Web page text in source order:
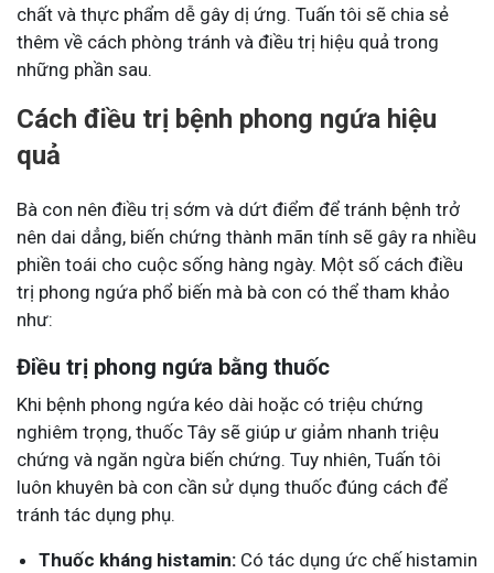
chất và thực phẩm dễ gây dị ứng. Tuấn tôi sẽ chia sẻ
thêm về cách phòng tránh và điều trị hiệu quả trong
những phần sau​.
Cách điều trị bệnh phong ngứa hiệu
quả
Bà con nên điều trị sớm và dứt điểm để tránh bệnh trở
nên dai dẳng, biến chứng thành mãn tính sẽ gây ra nhiều
phiền toái cho cuộc sống hàng ngày. Một số cách điều
trị phong ngứa phổ biến mà bà con có thể tham khảo
như:
Điều trị phong ngứa bằng thuốc
Khi bệnh phong ngứa kéo dài hoặc có triệu chứng
nghiêm trọng, thuốc Tây sẽ giúp ư giảm nhanh triệu
chứng và ngăn ngừa biến chứng. Tuy nhiên, Tuấn tôi
luôn khuyên bà con cần sử dụng thuốc đúng cách để
tránh tác dụng phụ.
Thuốc kháng histamin: Có tác dụng ức chế histamin